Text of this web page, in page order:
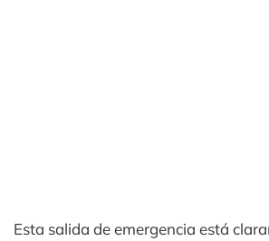
Esta salida de emergencia está